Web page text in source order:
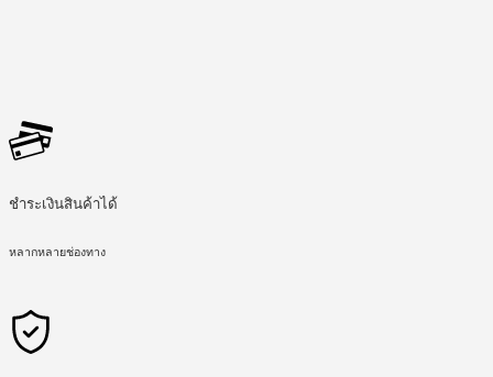
ชำระเงินสินค้าได้
หลากหลายช่องทาง